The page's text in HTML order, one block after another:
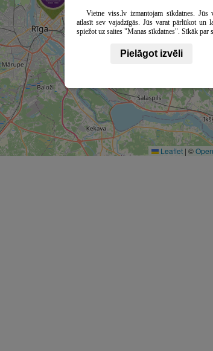
Leaflet | ©
Vietne viss.lv izmantojam sīkdatnes. Jūs
atlasīt sev vajadzīgās. Jūs varat pārlūkot un
spiežot uz saites "Manas sīkdatnes". Sīkāk
Pielāgot izvēli